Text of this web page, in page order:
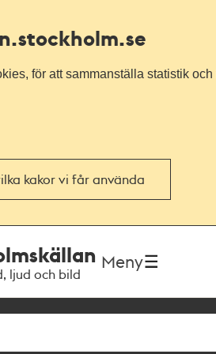
.stockholm.se
för att sammanställa statistik
kakor vi får använda
ljud och bild
Meny